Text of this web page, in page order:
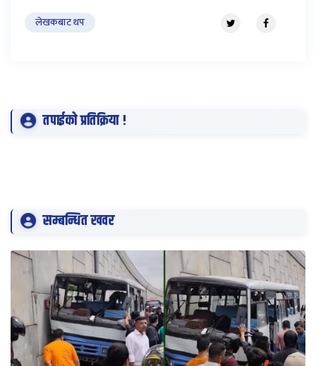
लेखकबाट थप
तपाईको प्रतिक्रिया !
सम्बन्धित खवर